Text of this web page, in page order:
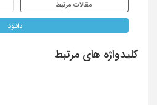
مقالات مرتبط
دانلود
کلیدواژه های مرتبط